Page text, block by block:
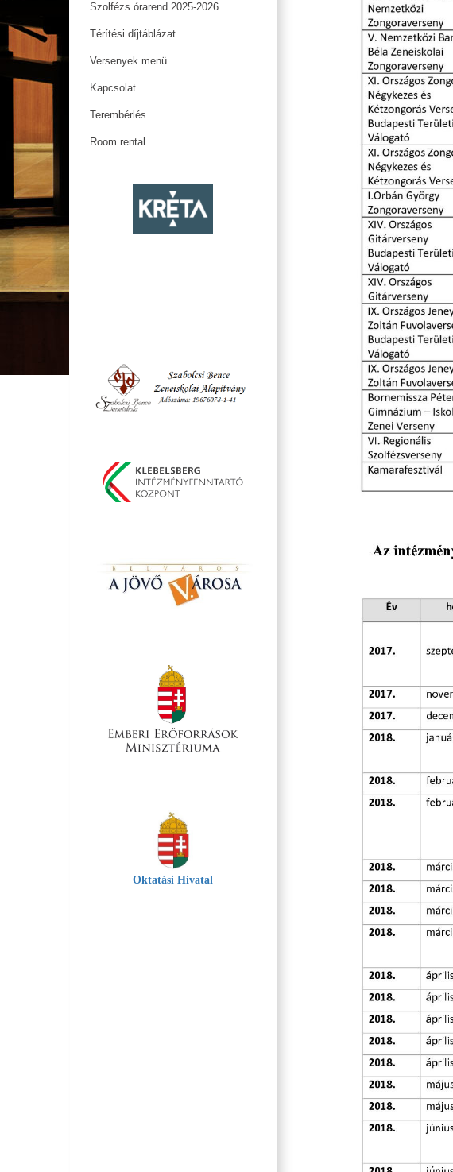
Szolfézs órarend 2025-2026
Térítési díjtáblázat
Versenyek menü
Kapcsolat
Terembérlés
Room rental
Oktatási Hivatal